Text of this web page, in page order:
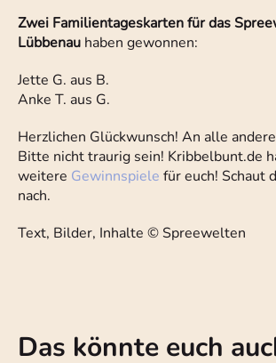
Zwei Familientageskarten für das
Lübbenau haben gewonnen:
Jette G. aus B.
Anke T. aus G.
Herzlichen Glückwunsch! An alle
Bitte nicht traurig sein! Kribbelbunt.de
weitere Gewinnspiele für euch! Schaut
nach.
Text, Bilder, Inhalte © Spreewelten
Das könnte euch